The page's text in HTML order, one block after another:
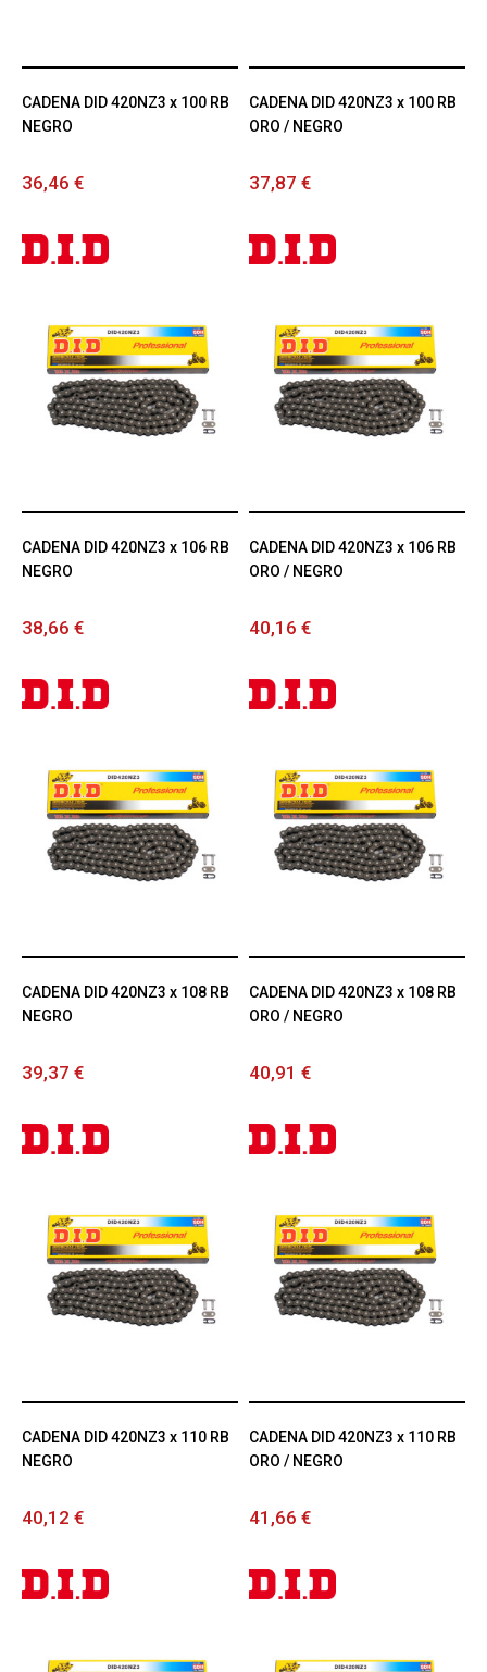
CADENA DID 420NZ3 x 100 RB
NEGRO
36,46 €
CADENA DID 420NZ3 x 100 RB
ORO / NEGRO
37,87 €
CADENA DID 420NZ3 x 106 RB
NEGRO
38,66 €
CADENA DID 420NZ3 x 106 RB
ORO / NEGRO
40,16 €
CADENA DID 420NZ3 x 108 RB
NEGRO
39,37 €
CADENA DID 420NZ3 x 108 RB
ORO / NEGRO
40,91 €
CADENA DID 420NZ3 x 110 RB
NEGRO
40,12 €
CADENA DID 420NZ3 x 110 RB
ORO / NEGRO
41,66 €